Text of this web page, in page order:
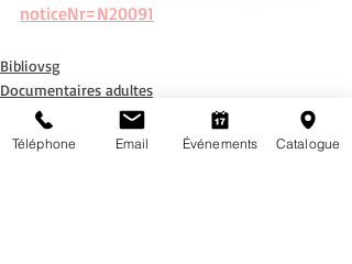
noticeNr=N20091
Bibliovsg
Documentaires adultes
Romans adultes
Téléphone Email Événements Catalogue